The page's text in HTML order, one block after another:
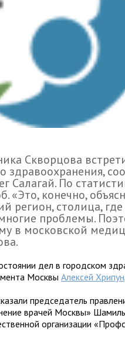
Скворцова
здравоохранения,
Салагай. По
«Это, конечно,
регион, столица, где
проблемы.
в московской
дел в городском
МосквыАлексей Хрипун.
председатель
врачей Москвы» Шамиль
организации